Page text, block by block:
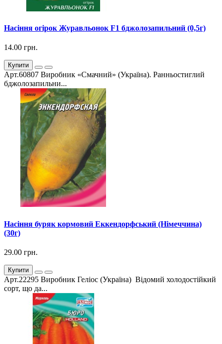
Насіння огірок Журавльонок F1 бджолозапильний (0,5г)
14.00 грн.
Купити
Арт.60807 Виробник «Смачний» (Україна). Ранньостиглий
бджолозапильни...
Насіння буряк кормовий Еккендорфський (Німеччина)
(30г)
29.00 грн.
Купити
Арт.22295 Виробник Геліос (Україна) Відомий холодостійкий
сорт, що да...